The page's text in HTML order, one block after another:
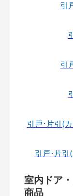
引
引
引戸･片引(
引戸･片引
室内ドア
商品